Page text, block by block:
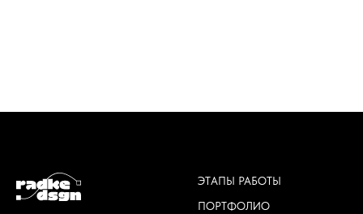
ЭТАПЫ РАБОТЫ
ПОРТФОЛИО